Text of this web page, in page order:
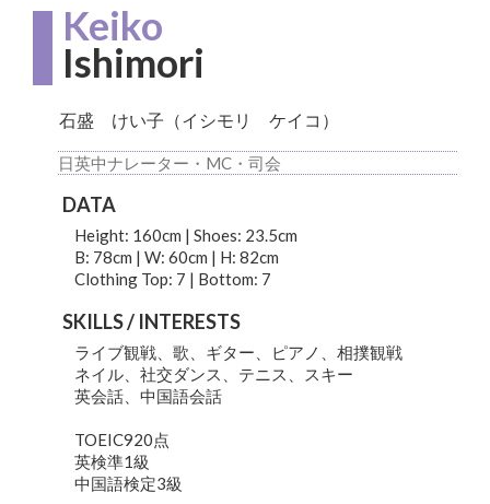
Keiko
Ishimori
石盛 けい子（イシモリ ケイコ）
日英中ナレーター・MC・司会
DATA
Height: 160cm | Shoes: 23.5cm
B: 78cm | W: 60cm | H: 82cm
Clothing Top: 7 | Bottom: 7
SKILLS / INTERESTS
ライブ観戦、歌、ギター、ピアノ、相撲観戦
ネイル、社交ダンス、テニス、スキー
英会話、中国語会話
TOEIC920点
英検準1級
中国語検定3級